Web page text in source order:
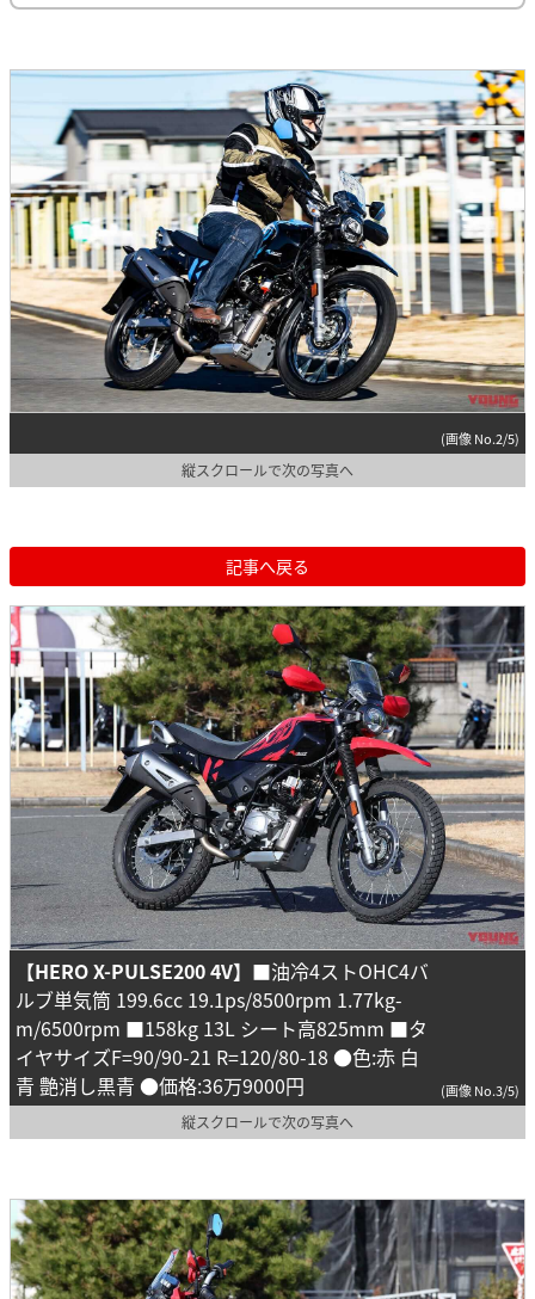
(画像 No.2/5)
縦スクロールで次の写真へ
記事へ戻る
【HERO X-PULSE200 4V】 ■油冷4ストOHC4バ
ルブ単気筒 199.6cc 19.1ps/8500rpm 1.77kg-
m/6500rpm ■158kg 13L シート高825mm ■タ
イヤサイズF=90/90-21 R=120/80-18 ●色:赤 白
青 艶消し黒青 ●価格:36万9000円
(画像 No.3/5)
縦スクロールで次の写真へ